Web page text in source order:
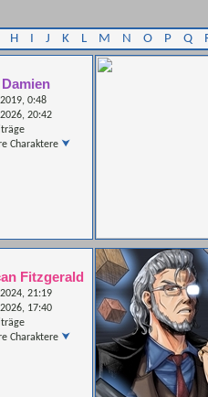
H I J K L M N O P Q
Damien
0:48
20:42
Charaktere
Fitzgerald
21:19
17:40
Charaktere